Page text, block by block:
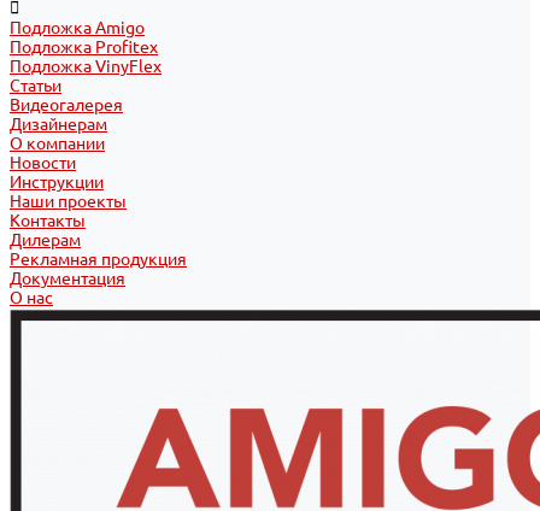
Подложка Amigo
Подложка Profitex
Подложка VinyFlex
Статьи
Видеогалерея
Дизайнерам
О компании
Новости
Инструкции
Наши проекты
Контакты
Дилерам
Рекламная продукция
Документация
О нас